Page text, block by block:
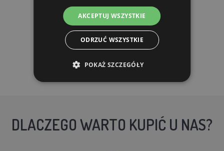
DO KOSZYKA
DLACZEGO WARTO KUPIĆ U NAS?
AKCEPTUJ WSZYSTKIE
ODRZUĆ WSZYSTKIE
POKAŻ SZCZEGÓŁY